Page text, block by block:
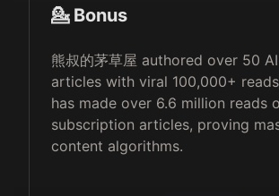
💁 Bonus
熊叔的茅草屋 authored over 50
articles with viral 100,000+
has made over 6.6 million reads
subscription articles, proving
content algorithms.